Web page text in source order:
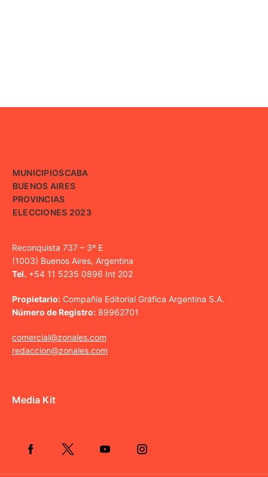
MUNICIPIOSCABA
BUENOS AIRES
PROVINCIAS
ELECCIONES 2023
Reconquista 737 – 3º E
(1003) Buenos Aires, Argentina
Tel. +54 11 5235 0896 Int 202
Propietario: Compañía Editorial Gráfica Argentina S.A.
Número de Registro: 89962701
comercial@zonales.com
redaccion@zonales.com
Media Kit